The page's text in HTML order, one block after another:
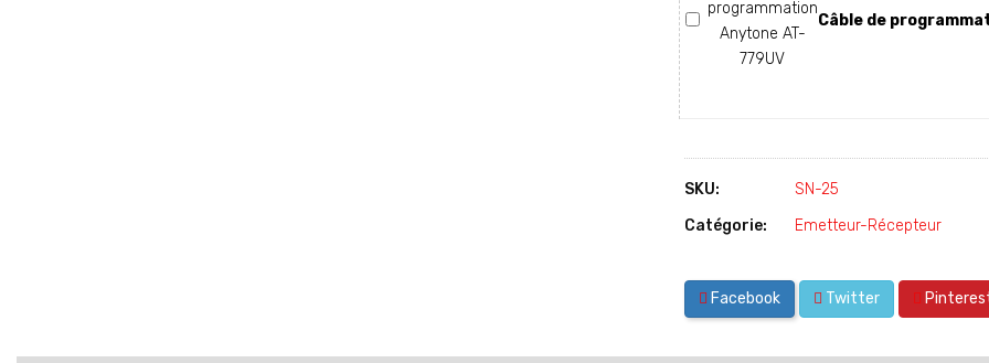
Câble de
SKU:
SN-25
Catégorie:
Emetteur-Récepteur
Facebook Twitter